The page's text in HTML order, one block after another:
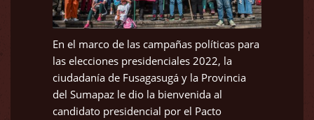
En el marco de las campañas políticas para
las elecciones presidenciales 2022, la
ciudadanía de Fusagasugá y la Provincia
del Sumapaz le dio la bienvenida al
candidato presidencial por el Pacto